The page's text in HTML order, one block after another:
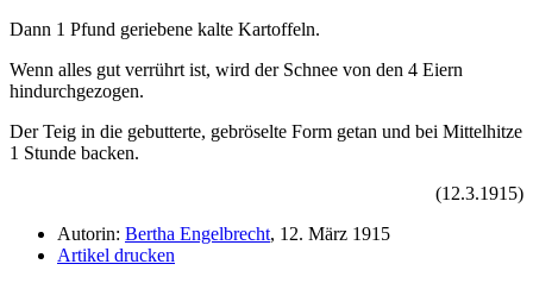
Dann 1 Pfund geriebene kalte Kartoffeln.
Wenn alles gut verrührt ist, wird der Schnee von den 4 Eiern
hindurchgezogen.
Der Teig in die gebutterte, gebröselte Form getan und bei Mittelhitze
1 Stunde backen.
(12.3.1915)
Autorin: Bertha Engelbrecht, 12. März 1915
Artikel drucken